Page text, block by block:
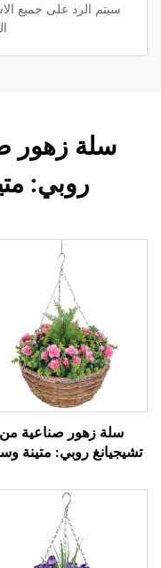
سيتم الرد على جميع
سلة زهور
روبي:
سلة زهور صناعية من
تشيجيانغ روبي: متينة